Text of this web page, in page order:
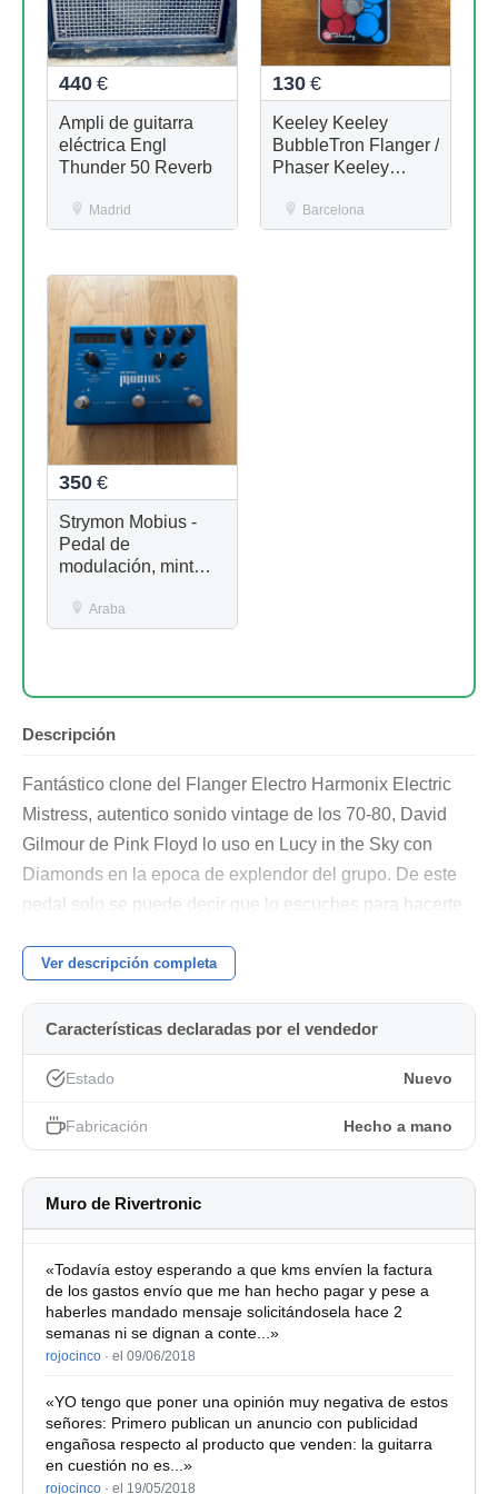
440 €
Ampli de guitarra
eléctrica Engl
Thunder 50 Reverb
Madrid
130 €
Keeley Keeley
BubbleTron Flanger /
Phaser Keeley
PhaserBarcelona
350 €
Strymon Mobius -
Pedal de
modulación, mint
Araba
Descripción
Fantástico clone del Flanger Electro Harmonix Electric
Mistress, autentico sonido vintage de los 70-80, David
Gilmour de Pink Floyd lo uso en Lucy in the Sky con
Diamonds en la epoca de explendor del grupo. De este
pedal solo se puede decir que lo escuches para hacerte
Características;
- Controles:
. Rate, controla la velocidad de la señal del LFO
(oscilador de baja frecuencia) que modula el flanger.
. Range, controla el rango(ancho de banda) de
. Regen, controla la realimentación de la señal para
incrementar el color de la señal resultante.
. Volume, adapta el volumen resultante para que no haya
diferencias contra el modo bypass.
. Interruptor Filter Matrix, desactiva el LFO y pone el pedal
. Tres ajustes internos bias, clock y max realimentacion
para ajustar el circuito.
- Nivel de ruido nulo, el sonido es limpio y cristalino.
Ver descripción completa
Características declaradas por el vendedor
Estado Nuevo
Fabricación Hecho a mano
Muro de Rivertronic
«Todavía estoy esperando a que kms envíen la factura
de los gastos envío que me han hecho pagar y pese a
haberles mandado mensaje solicitándosela hace 2
semanas ni se dignan a conte...»
rojocinco · el 09/06/2018
«YO tengo que poner una opinión muy negativa de estos
señores: Primero publican un anuncio con publicidad
engañosa respecto al producto que venden: la guitarra
en cuestión no es...»
rojocinco · el 19/05/2018